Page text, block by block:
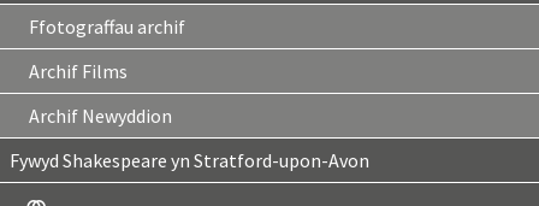
Ffotograffau archif
Archif Films
Archif Newyddion
Fywyd Shakespeare yn Stratford-upon-Avon